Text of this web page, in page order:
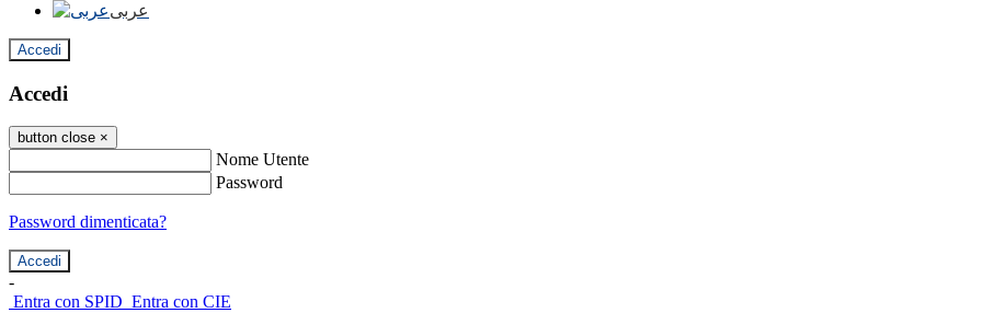
عربى
Accedi
Accedi
button close ×
Nome Utente
Password
Password dimenticata?
-
Entra con SPID Entra con CIE